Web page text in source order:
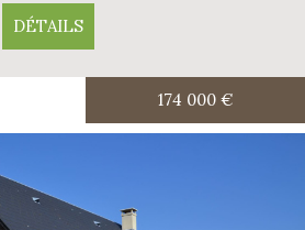
DÉTAILS
174 000 €